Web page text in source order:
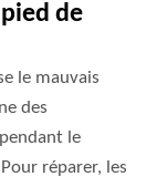
de
le mauvais
des
le
réparer, les